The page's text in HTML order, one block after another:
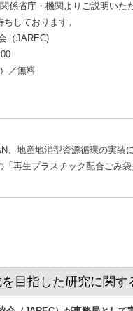
係省庁・機関よりご説明い
しております。
（JAREC)
／無料
、地産地消型資源循環の実装
再生プラスチック配合ごみ
を目指した研究に関